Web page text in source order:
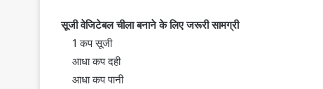
सूजी वेजिटेबल चीला बनाने के लिए जरूरी सामग्री
1 कप सूजी
आधा कप दही
आधा कप पानी